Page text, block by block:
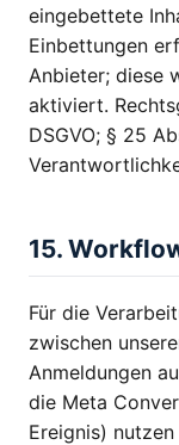
eingebettete
Einbettungen
Anbieter; diese
aktiviert.
DSGVO; § 25
15.
Für die
zwischen
Anmeldungen
die Meta
Ereignis)